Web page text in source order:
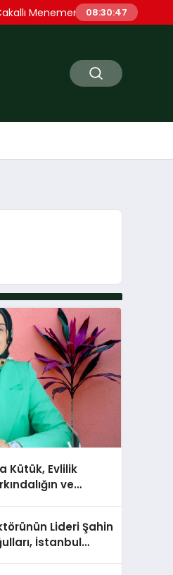
Menemeni Denince Öne Çıkan
08:30:48
Kütük, Evlilik
ve
Lideri Şahin
İstanbul